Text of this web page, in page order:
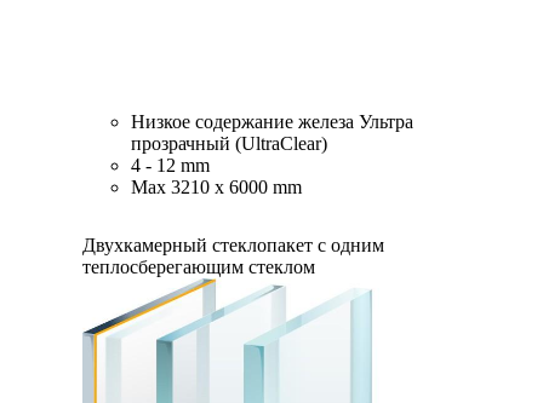
Низкое содержание железа Ультра
прозрачный (UltraClear)
4 - 12 mm
Max 3210 x 6000 mm
Двухкамерный стеклопакет с одним
теплосберегающим стеклом